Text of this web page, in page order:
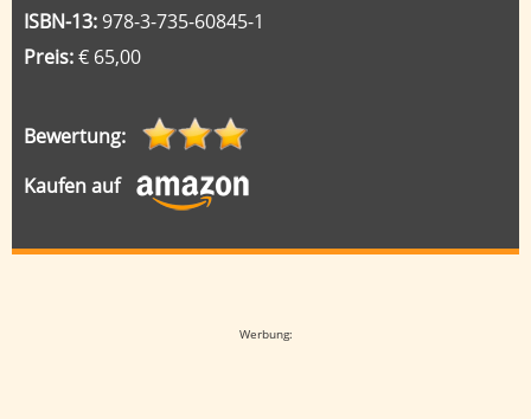
ISBN-13: 978-3-735-60845-1
Preis:€ 65,00
Bewertung:
Kaufen auf
Werbung: